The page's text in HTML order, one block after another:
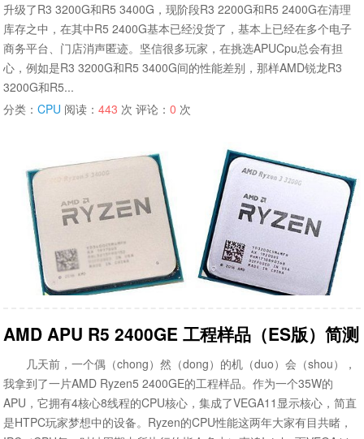
升级了R3 3200G和R5 3400G，现阶段R3 2200G和R5 2400G在清理
库存之中，在其中R5 2400G基本已经没货了，基本上已经在多个电子
商务平台、门店消声匿迹。坚信很多玩家，在挑选APUCpu总会有担
心，例如是R3 3200G和R5 3400G间的性能差别，那样AMD锐龙R3
3200G和R5...
分类：CPU 阅读：443 次 评论：0 次
AMD APU R5 2400GE 工程样品（ES版）简测
几天前，一个偶（chong）然（dong）的机（duo）会（shou），
我拿到了一片AMD Ryzen5 2400GE的工程样品。作为一个35W的
APU，它拥有4核心8线程的CPU核心，集成了VEGA11显示核心，简直
是HTPC玩家梦想中的设备。Ryzen的CPU性能这两年大家有目共睹，